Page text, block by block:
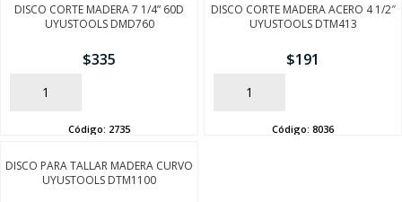
DISCO CORTE MADERA 7 1/4” 60D
UYUSTOOLS DMD760
$335
AÑADIR
Código: 2735
DISCO CORTE MADERA ACERO 4 1/2″
UYUSTOOLS DTM413
$191
AÑADIR
Código: 8036
DISCO PARA TALLAR MADERA CURVO
UYUSTOOLS DTM1100